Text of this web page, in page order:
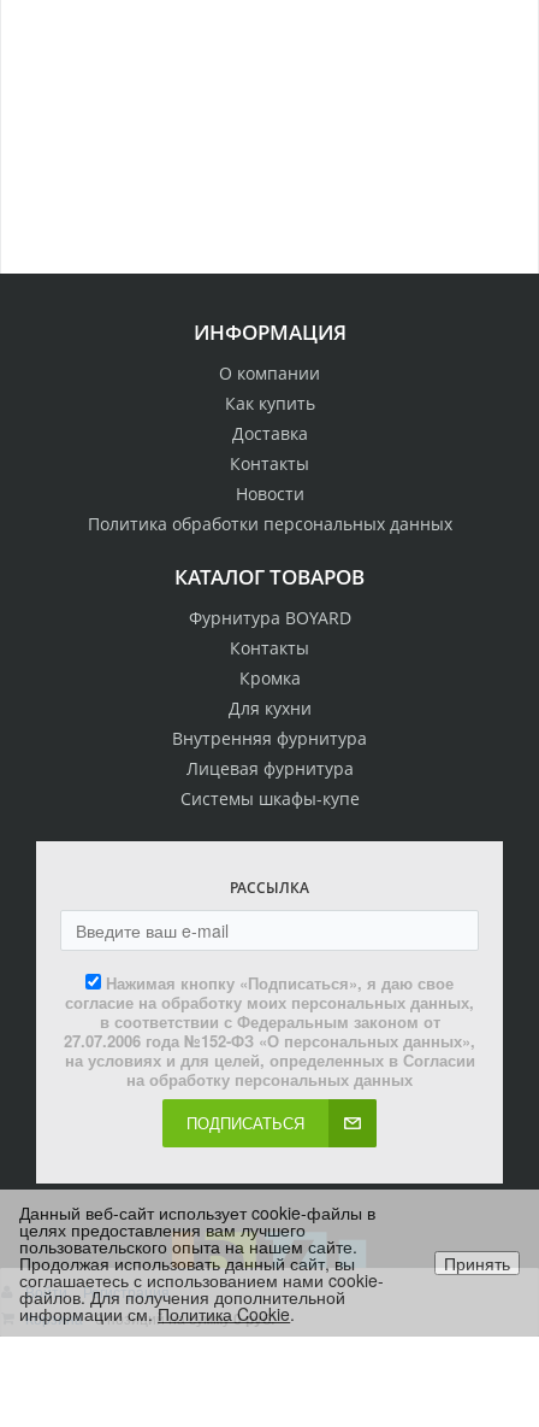
ИНФОРМАЦИЯ
О компании
Как купить
Доставка
Контакты
Новости
Политика обработки персональных данных
КАТАЛОГ ТОВАРОВ
Фурнитура BOYARD
Контакты
Кромка
Для кухни
Внутренняя фурнитура
Лицевая фурнитура
Системы шкафы-купе
РАССЫЛКА
Нажимая кнопку «Подписаться», я даю свое
согласие на обработку моих персональных данных,
в соответствии с Федеральным законом от
27.07.2006 года №152-ФЗ «О персональных данных»,
на условиях и для целей, определенных в Согласии
на обработку персональных данных
ПОДПИСАТЬСЯ
Войти Регистрация
Корзина 0 позицийна сумму0 руб.
Данный веб-сайт использует cookie-файлы в
целях предоставления вам лучшего
пользовательского опыта на нашем сайте.
Продолжая использовать данный сайт, вы
соглашаетесь с использованием нами cookie-
файлов. Для получения дополнительной
информации см.Политика Cookie.
Принять